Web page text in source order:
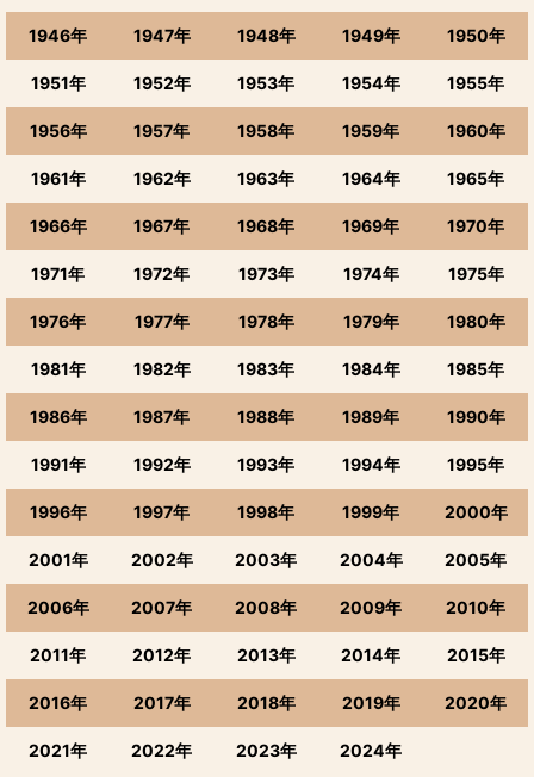
1946年 1947年 1948年 1949年 1950年
1951年 1952年 1953年 1954年 1955年
1956年 1957年 1958年 1959年 1960年
1961年 1962年 1963年 1964年 1965年
1966年 1967年 1968年 1969年 1970年
1971年 1972年 1973年 1974年 1975年
1976年 1977年 1978年 1979年 1980年
1981年 1982年 1983年 1984年 1985年
1986年 1987年 1988年 1989年 1990年
1991年 1992年 1993年 1994年 1995年
1996年 1997年 1998年 1999年 2000年
2001年 2002年 2003年 2004年 2005年
2006年 2007年 2008年 2009年 2010年
2011年 2012年 2013年 2014年 2015年
2016年 2017年 2018年 2019年 2020年
2021年 2022年 2023年 2024年